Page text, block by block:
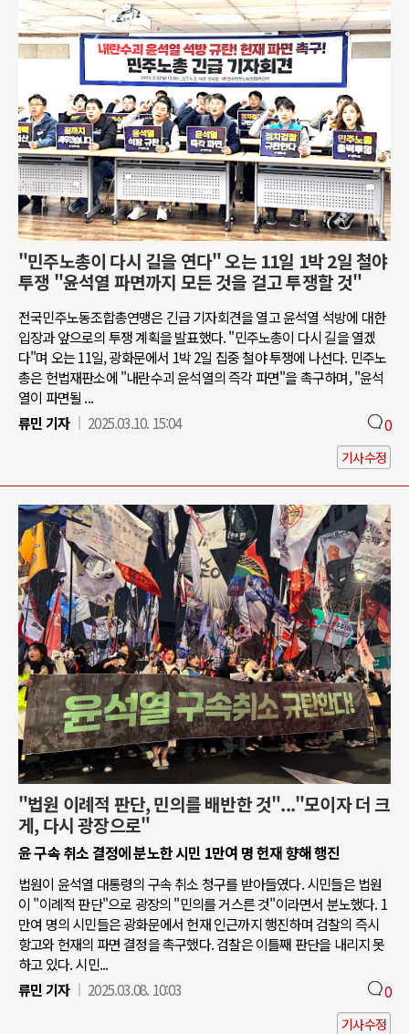
"민주노총이 다시 길을 연다" 오는 11일 1박 2일 철야
투쟁 "윤석열 파면까지 모든 것을 걸고 투쟁할 것"
전국민주노동조합총연맹은 긴급 기자회견을 열고 윤석열 석방에 대한
입장과 앞으로의 투쟁 계획을 발표했다. "민주노총이 다시 길을 열겠
다"며 오는 11일, 광화문에서 1박 2일 집중 철야 투쟁에 나선다. 민주노
총은 헌법재판소에 "내란수괴 윤석열의 즉각 파면"을 촉구하며, "윤석
열이 파면될 ...
류민 기자
2025.03.10. 15:04 0
기사수정
"법원 이례적 판단, 민의를 배반한 것"..."모이자 더 크
게, 다시 광장으로"
윤 구속 취소 결정에 분노한 시민 1만여 명 헌재 향해 행진
법원이 윤석열 대통령의 구속 취소 청구를 받아들였다. 시민들은 법원
이 "이례적 판단"으로 광장의 "민의를 거스른 것"이라면서 분노했다. 1
만여 명의 시민들은 광화문에서 헌재 인근까지 행진하며 검찰의 즉시
항고와 헌재의 파면 결정을 촉구했다. 검찰은 이틀째 판단을 내리지 못
하고 있다. 시민...
류민 기자
2025.03.08. 10:03 0
기사수정